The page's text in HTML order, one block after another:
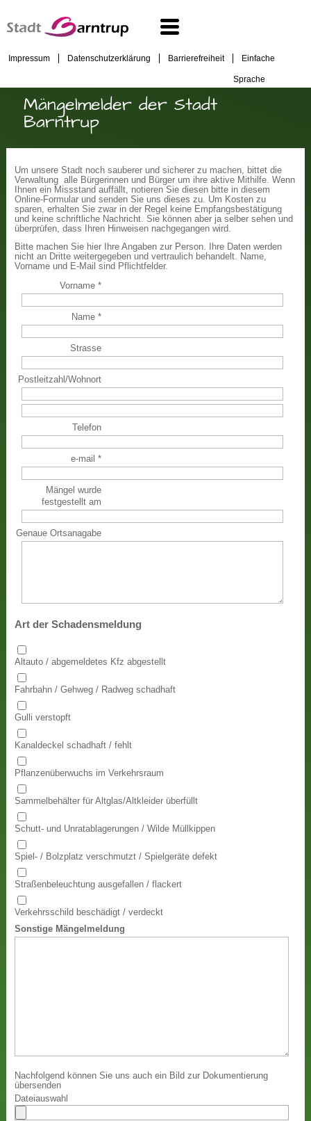
Impressum Datenschutzerklärung Barrierefreiheit Einfache
Sprache
Mängelmelder der Stadt
Barntrup
Um unsere Stadt noch sauberer und sicherer zu machen, bittet die
Verwaltung alle Bürgerinnen und Bürger um ihre aktive Mithilfe. Wenn
Ihnen ein Missstand auffällt, notieren Sie diesen bitte in diesem
Online-Formular und senden Sie uns dieses zu. Um Kosten zu
sparen, erhalten Sie zwar in der Regel keine Empfangsbestätigung
und keine schriftliche Nachricht. Sie können aber ja selber sehen und
überprüfen, dass Ihren Hinweisen nachgegangen wird.
Bitte machen Sie hier Ihre Angaben zur Person. Ihre Daten werden
nicht an Dritte weitergegeben und vertraulich behandelt. Name,
Vorname und E-Mail sind Pflichtfelder.
Vorname*
Name*
Strasse
Postleitzahl/Wohnort
Telefon
e-mail*
Mängel wurde
festgestellt am
Genaue Ortsanagabe
Art der Schadensmeldung
Altauto / abgemeldetes Kfz abgestellt
Fahrbahn / Gehweg / Radweg schadhaft
Gulli verstopft
Kanaldeckel schadhaft / fehlt
Pflanzenüberwuchs im Verkehrsraum
Sammelbehälter für Altglas/Altkleider überfüllt
Schutt- und Unratablagerungen / Wilde Müllkippen
Spiel- / Bolzplatz verschmutzt / Spielgeräte defekt
Straßenbeleuchtung ausgefallen / flackert
Verkehrsschild beschädigt / verdeckt
Sonstige Mängelmeldung
Nachfolgend können Sie uns auch ein Bild zur Dokumentierung
übersenden
Dateiauswahl